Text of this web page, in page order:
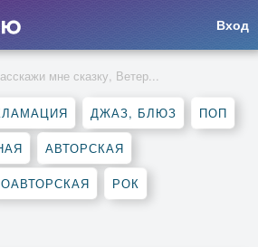
Вход
мне сказку, Ветер...
ДЖАЗ, БЛЮЗ ПОП
АВТОРСКАЯ
РОК